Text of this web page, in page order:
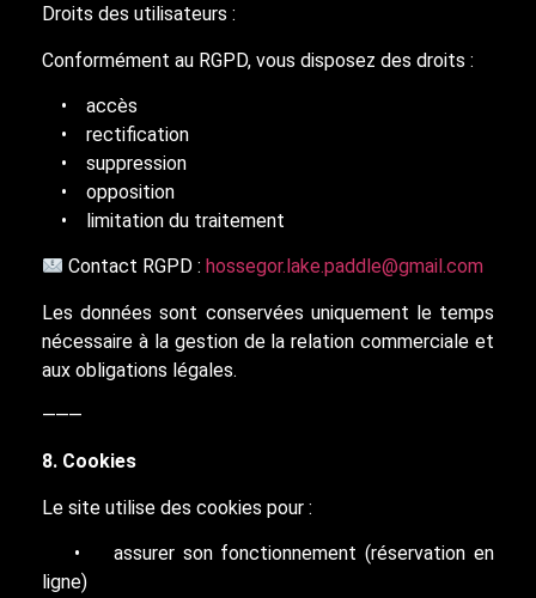
Droits des utilisateurs :
Conformément au RGPD, vous disposez des droits :
• accès
• rectification
• suppression
• opposition
• limitation du traitement
Contact RGPD : hossegor.lake.paddle@gmail.com
Les données sont conservées uniquement le temps
nécessaire à la gestion de la relation commerciale et
aux obligations légales.
⸻
8. Cookies
Le site utilise des cookies pour :
• assurer son fonctionnement (réservation en
ligne)